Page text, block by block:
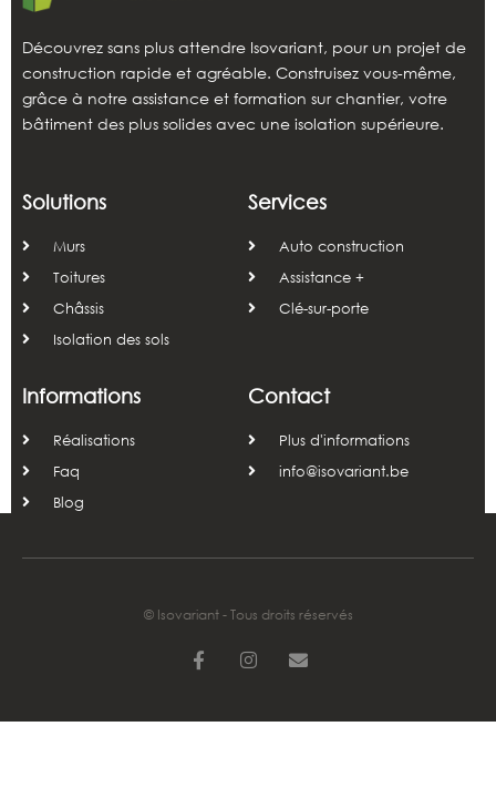
Découvrez sans plus attendre Isovariant, pour un projet de
construction rapide et agréable. Construisez vous-même,
grâce à notre assistance et formation sur chantier, votre
bâtiment des plus solides avec une isolation supérieure.
Solutions
Murs
Toitures
Châssis
Isolation des sols
Services
Auto construction
Assistance +
Clé-sur-porte
Informations
Réalisations
Faq
Blog
Contact
Plus d'informations
info@isovariant.be
© Isovariant - Tous droits réservés